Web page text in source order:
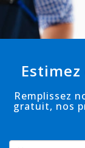
Remplissez
gratuit, nos